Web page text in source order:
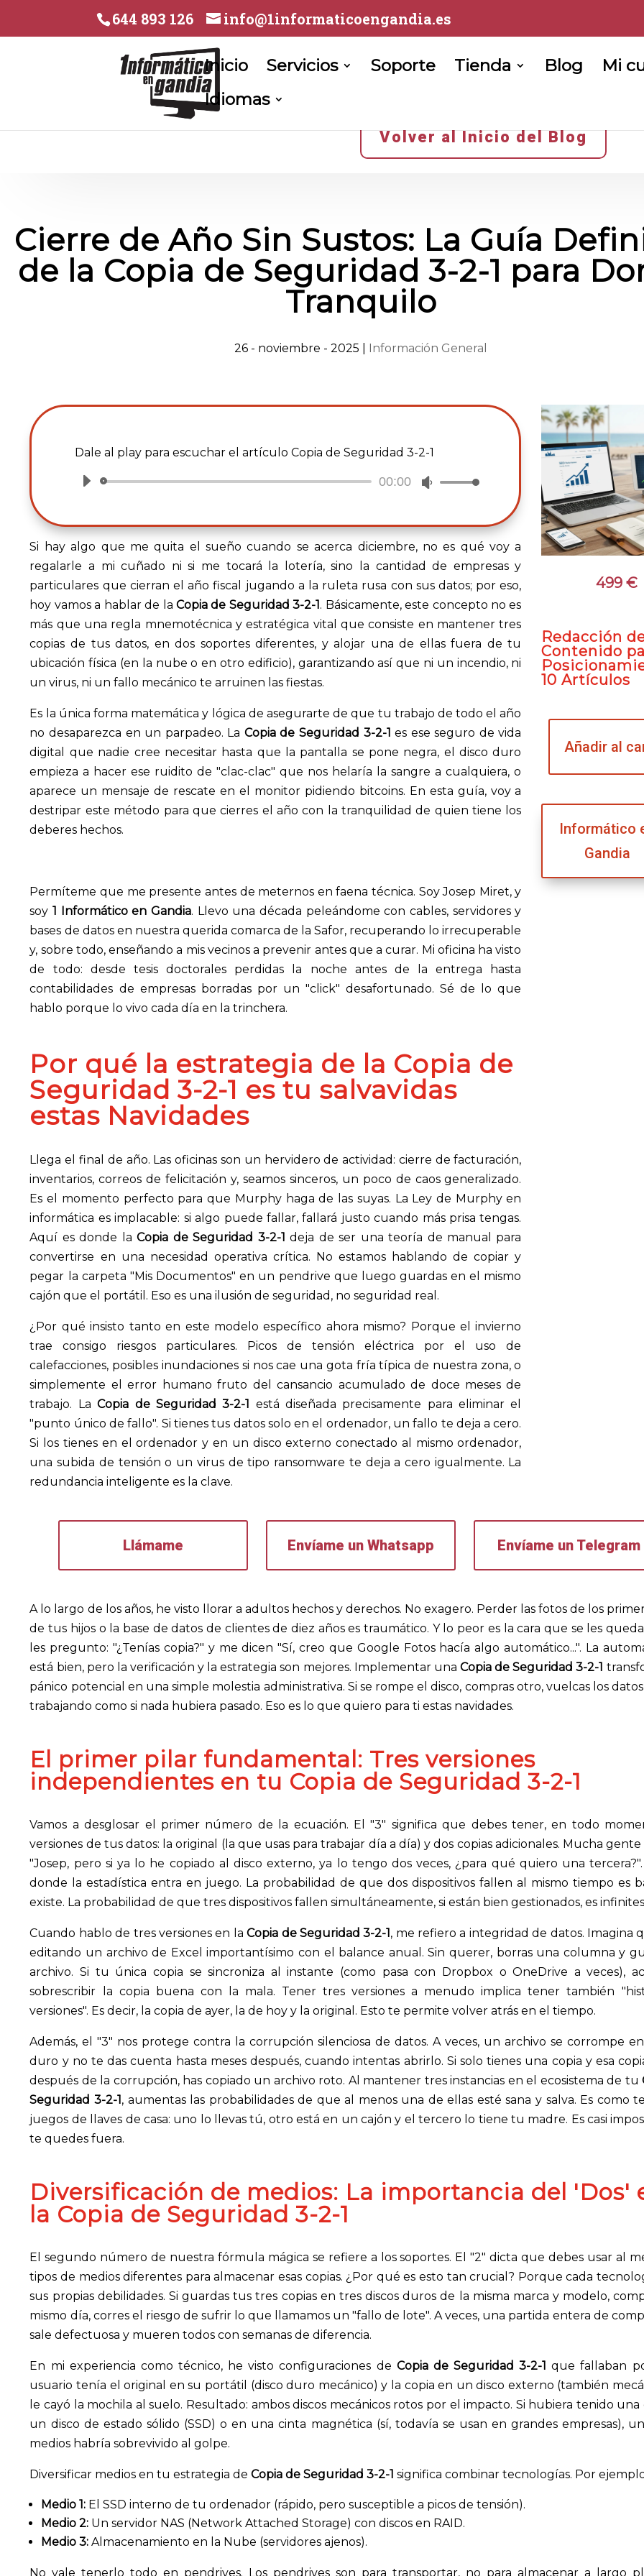
644 893 126 info@1informaticoengandia.es
Inicio Servicios Soporte Tienda Blog Mi
Idiomas
Volver al Inicio del Blog
Cierre de Año Sin Sustos: La Guía
de la Copia de Seguridad 3-2-1 para
Tranquilo
26 - noviembre - 2025 Información General
Dale al play para escuchar el artículo Copia de Seguridad 3-2-1
Reproductor
audio
00:00
Utiliza
teclas
de
flecha
arriba/abajo
para
aumentar
o
disminuir
Si hay algo que me quita el sueño cuando se acerca diciembre, no es qué voy a
regalarle a mi cuñado ni si me tocará la lotería, sino la cantidad de empresas y
particulares que cierran el año fiscal jugando a la ruleta rusa con sus datos; por eso,
hoy vamos a hablar de laCopia de Seguridad 3-2-1. Básicamente, este concepto no es
más que una regla mnemotécnica y estratégica vital que consiste en mantener tres
copias de tus datos, en dos soportes diferentes, y alojar una de ellas fuera de tu
ubicación física (en la nube o en otro edificio), garantizando así que ni un incendio, ni
un virus, ni un fallo mecánico te arruinen las fiestas.
Es la única forma matemática y lógica de asegurarte de que tu trabajo de todo el año
no desaparezca en un parpadeo. La Copia de Seguridad 3-2-1 es ese seguro de vida
digital que nadie cree necesitar hasta que la pantalla se pone negra, el disco duro
empieza a hacer ese ruidito de "clac-clac" que nos helaría la sangre a cualquiera, o
aparece un mensaje de rescate en el monitor pidiendo bitcoins. En esta guía, voy a
destripar este método para que cierres el año con la tranquilidad de quien tiene los
deberes hechos.
Permíteme que me presente antes de meternos en faena técnica. Soy Josep Miret, y
soy1 Informático en Gandia. Llevo una década peleándome con cables, servidores y
bases de datos en nuestra querida comarca de la Safor, recuperando lo irrecuperable
y, sobre todo, enseñando a mis vecinos a prevenir antes que a curar. Mi oficina ha visto
de todo: desde tesis doctorales perdidas la noche antes de la entrega hasta
contabilidades de empresas borradas por un "click" desafortunado. Sé de lo que
hablo porque lo vivo cada día en la trinchera.
Por qué la estrategia de la Copia de
Seguridad 3-2-1 es tu salvavidas
estas Navidades
Llega el final de año. Las oficinas son un hervidero de actividad: cierre de facturación,
inventarios, correos de felicitación y, seamos sinceros, un poco de caos generalizado.
Es el momento perfecto para que Murphy haga de las suyas. La Ley de Murphy en
informática es implacable: si algo puede fallar, fallará justo cuando más prisa tengas.
Aquí es donde laCopia de Seguridad 3-2-1 deja de ser una teoría de manual para
convertirse en una necesidad operativa crítica. No estamos hablando de copiar y
pegar la carpeta "Mis Documentos" en un pendrive que luego guardas en el mismo
cajón que el portátil. Eso es una ilusión de seguridad, no seguridad real.
¿Por qué insisto tanto en este modelo específico ahora mismo? Porque el invierno
trae consigo riesgos particulares. Picos de tensión eléctrica por el uso de
calefacciones, posibles inundaciones si nos cae una gota fría típica de nuestra zona, o
simplemente el error humano fruto del cansancio acumulado de doce meses de
trabajo. LaCopia de Seguridad 3-2-1 está diseñada precisamente para eliminar el
"punto único de fallo". Si tienes tus datos solo en el ordenador, un fallo te deja a cero.
Si los tienes en el ordenador y en un disco externo conectado al mismo ordenador,
una subida de tensión o un virus de tipo ransomware te deja a cero igualmente. La
redundancia inteligente es la clave.
499 €
Redacción
Contenido
10 Artículos
Añadir al
Informático
Gandia
Llámame Envíame un Whatsapp Envíame un Telegram
A lo largo de los años, he visto llorar a adultos hechos y derechos. No exagero. Perder las fotos de los
de tus hijos o la base de datos de clientes de diez años es traumático. Y lo peor es la cara que se les
les pregunto: "¿Tenías copia?" y me dicen "Sí, creo que Google Fotos hacía algo automático...". La
está bien, pero la verificación y la estrategia son mejores. Implementar unaCopia de Seguridad 3-2-1
pánico potencial en una simple molestia administrativa. Si se rompe el disco, compras otro, vuelcas los
trabajando como si nada hubiera pasado. Eso es lo que quiero para ti estas navidades.
El primer pilar fundamental: Tres versiones
independientes en tu Copia de Seguridad 3-2-1
Vamos a desglosar el primer número de la ecuación. El "3" significa que debes tener, en todo
versiones de tus datos: la original (la que usas para trabajar día a día) y dos copias adicionales. Mucha gente
"Josep, pero si ya lo he copiado al disco externo, ya lo tengo dos veces, ¿para qué quiero una
donde la estadística entra en juego. La probabilidad de que dos dispositivos fallen al mismo tiempo es
existe. La probabilidad de que tres dispositivos fallen simultáneamente, si están bien gestionados, es
Cuando hablo de tres versiones en laCopia de Seguridad 3-2-1, me refiero a integridad de datos. Imagina
editando un archivo de Excel importantísimo con el balance anual. Sin querer, borras una columna y
archivo. Si tu única copia se sincroniza al instante (como pasa con Dropbox o OneDrive a veces),
sobrescribir la copia buena con la mala. Tener tres versiones a menudo implica tener también
versiones". Es decir, la copia de ayer, la de hoy y la original. Esto te permite volver atrás en el tiempo.
Además, el "3" nos protege contra la corrupción silenciosa de datos. A veces, un archivo se corrompe
duro y no te das cuenta hasta meses después, cuando intentas abrirlo. Si solo tienes una copia y esa
después de la corrupción, has copiado un archivo roto. Al mantener tres instancias en el ecosistema de tu
Seguridad 3-2-1, aumentas las probabilidades de que al menos una de ellas esté sana y salva. Es como
juegos de llaves de casa: uno lo llevas tú, otro está en un cajón y el tercero lo tiene tu madre. Es casi
te quedes fuera.
Diversificación de medios: La importancia del 'Dos'
la Copia de Seguridad 3-2-1
El segundo número de nuestra fórmula mágica se refiere a los soportes. El "2" dicta que debes usar al
tipos de medios diferentes para almacenar esas copias. ¿Por qué es esto tan crucial? Porque cada
sus propias debilidades. Si guardas tus tres copias en tres discos duros de la misma marca y modelo,
mismo día, corres el riesgo de sufrir lo que llamamos un "fallo de lote". A veces, una partida entera de
sale defectuosa y mueren todos con semanas de diferencia.
En mi experiencia como técnico, he visto configuraciones de Copia de Seguridad 3-2-1 que fallaban
usuario tenía el original en su portátil (disco duro mecánico) y la copia en un disco externo (también
le cayó la mochila al suelo. Resultado: ambos discos mecánicos rotos por el impacto. Si hubiera tenido una
un disco de estado sólido (SSD) o en una cinta magnética (sí, todavía se usan en grandes empresas),
medios habría sobrevivido al golpe.
Diversificar medios en tu estrategia deCopia de Seguridad 3-2-1 significa combinar tecnologías. Por
Medio 1: El SSD interno de tu ordenador (rápido, pero susceptible a picos de tensión).
Medio 2: Un servidor NAS (Network Attached Storage) con discos en RAID.
Medio 3: Almacenamiento en la Nube (servidores ajenos).
No vale tenerlo todo en pendrives. Los pendrives son para transportar, no para almacenar a largo